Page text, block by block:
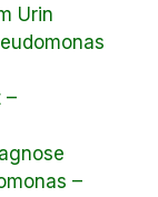
Urin
–
–